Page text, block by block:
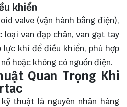
khiển
valve (vận hành bằng điện),
loại van đạp chân, van gạt tay
lực khí để điều khiển, phù hợp
hoặc không có nguồn điện.
Quan Trọng Khi
thuật là nguyên nhân hàng